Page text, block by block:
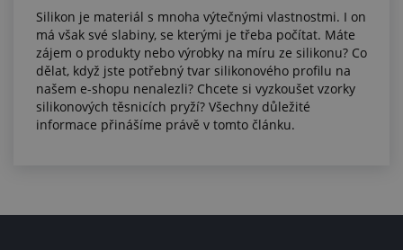
Silikon je materiál s mnoha výtečnými vlastnostmi. I on
má však své slabiny, se kterými je třeba počítat. Máte
zájem o produkty nebo výrobky na míru ze silikonu? Co
dělat, když jste potřebný tvar silikonového profilu na
našem e-shopu nenalezli? Chcete si vyzkoušet vzorky
silikonových těsnicích pryží? Všechny důležité
informace přinášíme právě v tomto článku.